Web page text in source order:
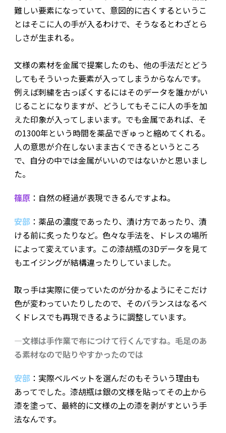
難しい要素になっていて、意図的に古くするというこ
とはそこに人の手が入るわけで、そうなるとわざとら
しさが生まれる。
文様の素材を金属で提案したのも、他の手法だとどう
してもそういった要素が入ってしまうからなんです。
例えば刺繍を古っぽくするにはそのデータを誰かがい
じることになりますが、どうしてもそこに人の手を加
えた印象が入ってしまいます。でも金属であれば、そ
の1300年という時間を薬品でぎゅっと縮めてくれる。
人の意思が介在しないまま古くできるというところ
で、自分の中では金属がいいのではないかと思いまし
た。
篠原：自然の経過が表現できるんですよね。
安部 ：薬品の濃度であったり、漬け方であったり、漬
ける前に炙ったりなど。色々な手法を、ドレスの場所
によって変えています。この漆胡瓶の3Dデータを見て
もエイジングが結構違ったりしていました。
取っ手は実際に使っていたのが分かるようにそこだけ
色が変わっていたりしたので、そのバランスはなるべ
くドレスでも再現できるように調整しています。
―文様は手作業で布につけて行くんですね。毛足のあ
る素材なので貼りやすかったのでは
安部 ：実際ベルベットを選んだのもそういう理由も
あってでした。漆胡瓶は銀の文様を貼ってその上から
漆を塗って、最終的に文様の上の漆を剥がすという手
法なんです。